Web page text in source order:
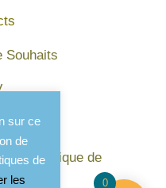
Souhaits
et politique de
sur ce
de
de
les 0